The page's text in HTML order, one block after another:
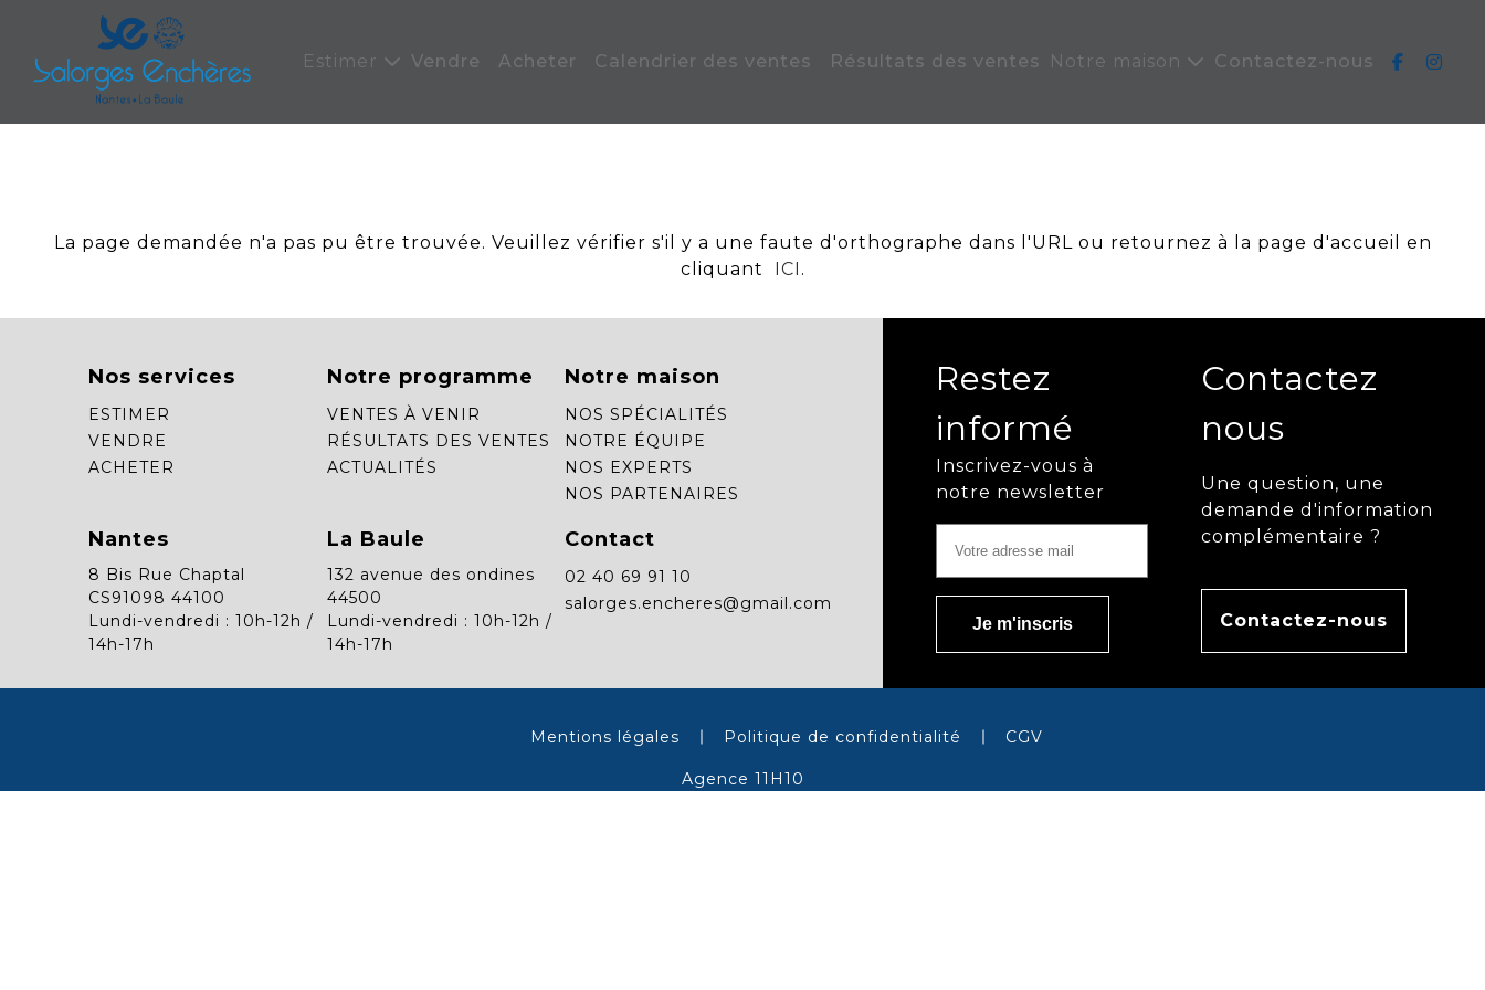
Estimer Vendre Acheter Calendrier des ventes Résultats des ventes Notre maison Contactez-nous
La page demandée n'a pas pu être trouvée. Veuillez vérifier s'il y a une faute d'orthographe dans l'URL ou retournez à la page d'accueil en
cliquant
ICI .
Nos services
ESTIMER
VENDRE
ACHETER
Notre programme
VENTES À VENIR
RÉSULTATS DES VENTES
ACTUALITÉS
Notre maison
NOS SPÉCIALITÉS
NOTRE ÉQUIPE
NOS EXPERTS
NOS PARTENAIRES
Nantes
8 Bis Rue Chaptal
CS91098 44100
Lundi-vendredi : 10h-12h /
14h-17h
La Baule
132 avenue des ondines
44500
Lundi-vendredi : 10h-12h /
14h-17h
Contact
02 40 69 91 10
salorges.encheres@gmail.com
Restez
informé
Inscrivez-vous à
notre newsletter
Contactez
nous
Une question, une
demande d'information
complémentaire ?
Contactez-nous
Mentions légales Politique de confidentialité CGV
Agence 11H10
Panneau de gestion des cookies